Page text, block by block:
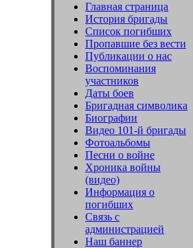
Главная страница
История бригады
Список погибших
Пропавшие без вести
Публикации о нас
Воспоминания
участников
Даты боев
Бригадная символика
Биографии
Видео 101-й бригады
Фотоальбомы
Песни о войне
Хроника войны
(видео)
Информация о
погибших
Связь с
администрацией
Наш баннер